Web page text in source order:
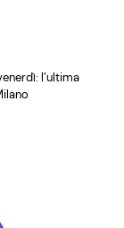
l’ultima